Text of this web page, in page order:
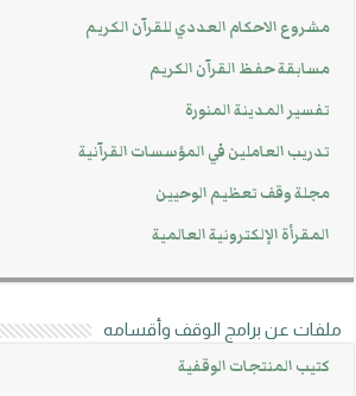
مشروع الاحكام العددي للقرآن الكريم
مسابقة حفظ القرآن الكريم
تفسير المدينة المنورة
تدريب العاملين في المؤسسات القرآنية
مجلة وقف تعظيم الوحيين
المقرأة الإلكترونية العالمية
ملفات عن برامج الوقف وأقسامه
كتيب المنتجات الوقفية